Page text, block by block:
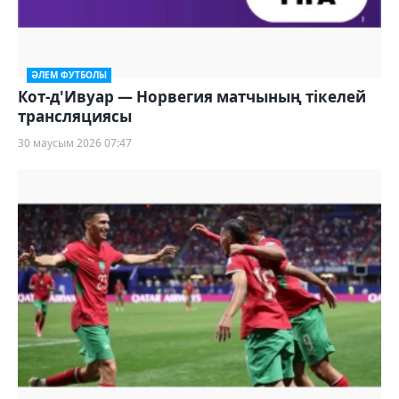
ӘЛЕМ ФУТБОЛЫ
Кот-д'Ивуар — Норвегия матчының тікелей
трансляциясы
30 маусым 2026 07:47